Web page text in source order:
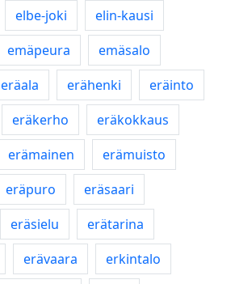
elbe-joki
elin-kausi
emäpeura
emäsalo
eräala erähenki
eräinto
eräkerho
eräkokkaus
erämainen
erämuisto
eräpuro
eräsaari
eräsielu
erätarina
erävaara
erkintalo